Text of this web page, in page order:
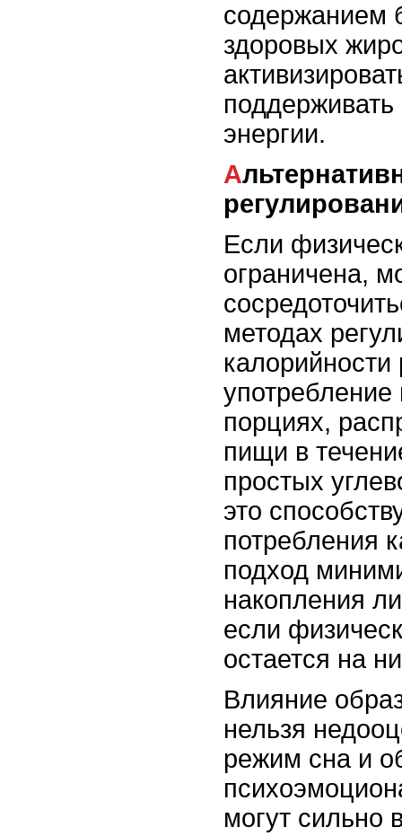
содержанием
здоровых
энергии.
Альтернативные способы
Если
ограничена,
методах
порциях,
пищи в
простых
это
потребления
подход
накопления
если
остается на
Влияние
нельзя
режим сна и
могут сильно